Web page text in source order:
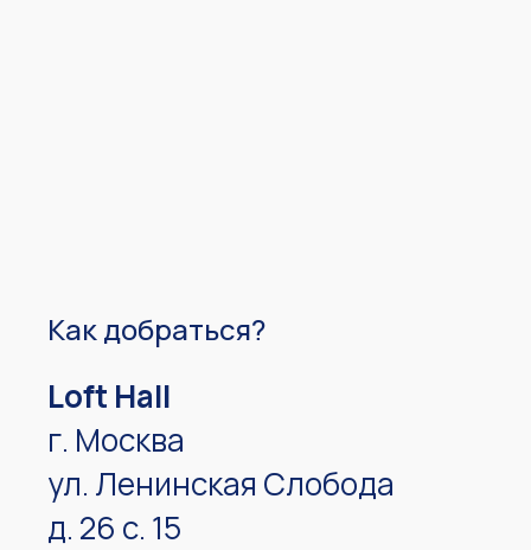
Как добраться?
Loft Hall
г. Москва
ул. Ленинская Слобода
д. 26 с. 15